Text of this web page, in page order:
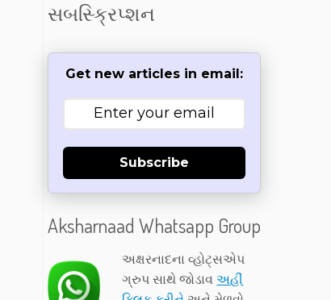
સબસ્ક્રિપ્શન
Get new articles in email:
Subscribe
Aksharnaad Whatsapp Group
અક્ષરનાદના વ્હોટ્સએપ
ગ્રુપ સાથે જોડાવઅહીં